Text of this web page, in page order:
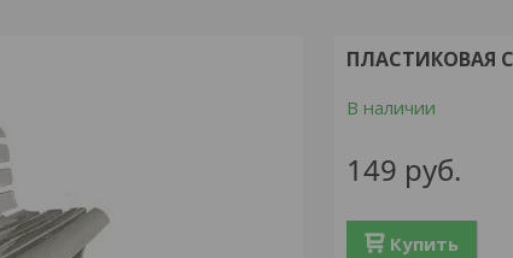
ПЛАСТИКОВАЯ
В наличии
149 руб.
Купить